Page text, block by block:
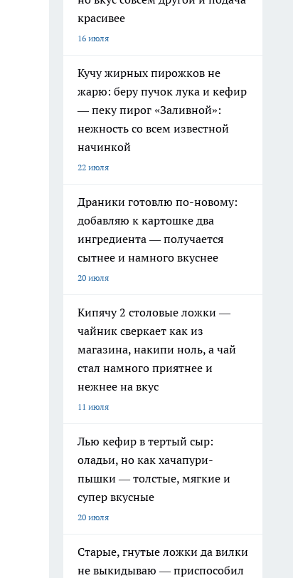
красивее
16 июля
Кучу жирных пирожков не
жарю: беру пучок лука и кефир
— пеку пирог «Заливной»:
нежность со всем известной
начинкой
22 июля
Драники готовлю по-новому:
добавляю к картошке два
ингредиента — получается
сытнее и намного вкуснее
20 июля
Кипячу 2 столовые ложки —
чайник сверкает как из
магазина, накипи ноль, а чай
стал намного приятнее и
нежнее на вкус
11 июля
Лью кефир в тертый сыр:
оладьи, но как хачапури-
пышки — толстые, мягкие и
супер вкусные
20 июля
Старые, гнутые ложки да вилки
не выкидываю — приспособил